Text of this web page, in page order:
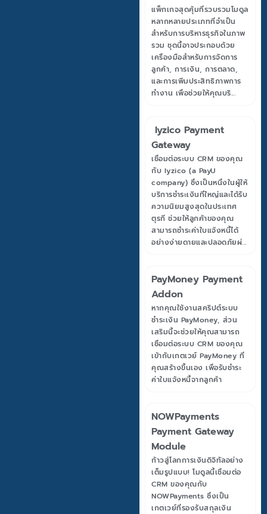
แพ็กเกจสุดคุ้มที่รวบรวมโมดูล
หลากหลายประเภทที่จำเป็น
สำหรับการบริหารธุรกิจในภาพ
รวม ชุดนี้อาจประกอบด้วย
เครื่องมือสำหรับการจัดการ
ลูกค้า, การเงิน, การตลาด,
และการเพิ่มประสิทธิภาพการ
ทำงาน เพื่อช่วยให้คุณบริ...
Iyzico Payment
Gateway
เชื่อมต่อระบบ CRM ของคุณ
กับ Iyzico (a PayU
company) ซึ่งเป็นหนึ่งในผู้ให้
บริการชำระเงินที่ใหญ่และได้รับ
ความนิยมสูงสุดในประเทศ
ตุรกี ช่วยให้ลูกค้าของคุณ
สามารถชำระค่าใบแจ้งหนี้ได้
อย่างง่ายดายและปลอดภัยผ่...
PayMoney Payment
Addon
หากคุณใช้งานสคริปต์ระบบ
ชำระเงิน PayMoney, ส่วน
เสริมนี้จะช่วยให้คุณสามารถ
เชื่อมต่อระบบ CRM ของคุณ
เข้ากับเกตเวย์ PayMoney ที่
คุณสร้างขึ้นเอง เพื่อรับชำระ
ค่าใบแจ้งหนี้จากลูกค้า
NOWPayments
Payment Gateway
Module
ก้าวสู่โลกการเงินดิจิทัลอย่าง
เต็มรูปแบบ! โมดูลนี้เชื่อมต่อ
CRM ของคุณกับ
NOWPayments ซึ่งเป็น
เกตเวย์ที่รองรับสกุลเงิน